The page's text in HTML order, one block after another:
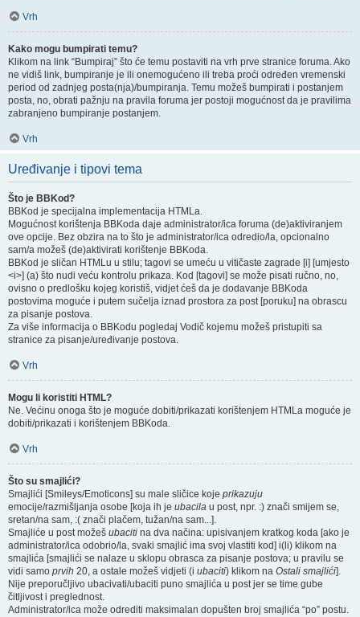
Vrh
Kako mogu bumpirati temu?
Klikom na link “Bumpiraj” što će temu postaviti na vrh prve stranice foruma. Ako
ne vidiš link, bumpiranje je ili onemogućeno ili treba proći određen vremenski
period od zadnjeg posta(nja)/bumpiranja. Temu možeš bumpirati i postanjem
posta, no, obrati pažnju na pravila foruma jer postoji mogućnost da je pravilima
zabranjeno bumpiranje postanjem.
Vrh
Uređivanje i tipovi tema
Što je BBKod?
BBKod je specijalna implementacija HTMLa.
Mogućnost korištenja BBKoda daje administrator/ica foruma (de)aktiviranjem
ove opcije. Bez obzira na to što je administrator/ica odredio/la, opcionalno
sam/a možeš (de)aktivirati korištenje BBKoda.
BBKod je sličan HTMLu u stilu; tagovi se umeću u vitičaste zagrade [i] [umjesto
<i>] (a) što nudi veću kontrolu prikaza. Kod [tagovi] se može pisati ručno, no,
ovisno o predlošku kojeg koristiš, vidjet ćeš da je dodavanje BBKoda
postovima moguće i putem sučelja iznad prostora za post [poruku] na obrascu
za pisanje postova.
Za više informacija o BBKodu pogledaj Vodič kojemu možeš pristupiti sa
stranice za pisanje/uređivanje postova.
Vrh
Mogu li koristiti HTML?
Ne. Većinu onoga što je moguće dobiti/prikazati korištenjem HTMLa moguće je
dobiti/prikazati i korištenjem BBKoda.
Vrh
Što su smajlići?
Smajlići [Smileys/Emoticons] su male sličice koje prikazuju
emocije/razmišljanja osobe [koja ih je ubacila u post, npr. :) znači smijem se,
sretan/na sam, :( znači plačem, tužan/na sam...].
Smajliće u post možeš ubaciti na dva načina: upisivanjem kratkog koda [ako je
administrator/ica odobrio/la, svaki smajlić ima svoj vlastiti kod] i(li) klikom na
smajlića [smajlići se nalaze u sklopu obrasca za pisanje postova; u pravilu se
vidi samo prvih 20, a ostale možeš vidjeti (i ubaciti) klikom na Ostali smajlići].
Nije preporučljivo ubacivati/ubaciti puno smajlića u post jer se time gube
čitljivost i preglednost.
Administrator/ica može odrediti maksimalan dopušten broj smajlića “po” postu.